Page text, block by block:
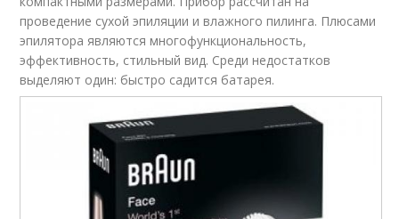
проведение сухой эпиляции и влажного пилинга. Плюсами
эпилятора являются многофункциональность,
эффективность, стильный вид. Среди недостатков
выделяют один: быстро садится батарея.